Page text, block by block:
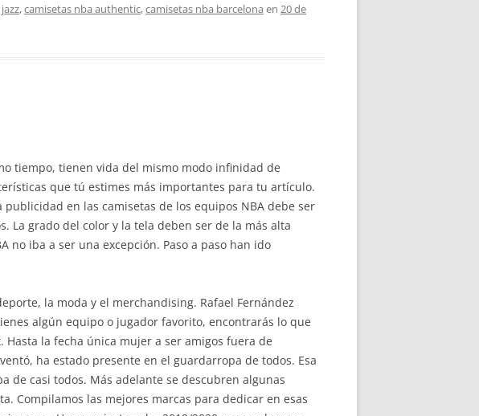
,camisetas nba authentic,camisetas nba barcelona en 20 de
tiempo, tienen vida del mismo modo infinidad de
que tú estimes más importantes para tu artículo.
en las camisetas de los equipos NBA debe ser
La grado del color y la tela deben ser de la más alta
no iba a ser una excepción. Paso a paso han ido
la moda y el merchandising. Rafael Fernández
algún equipo o jugador favorito, encontrarás lo que
Hasta la fecha única mujer a ser amigos fuera de
ha estado presente en el guardarropa de todos. Esa
de casi todos. Más adelante se descubren algunas
Compilamos las mejores marcas para dedicar en esas